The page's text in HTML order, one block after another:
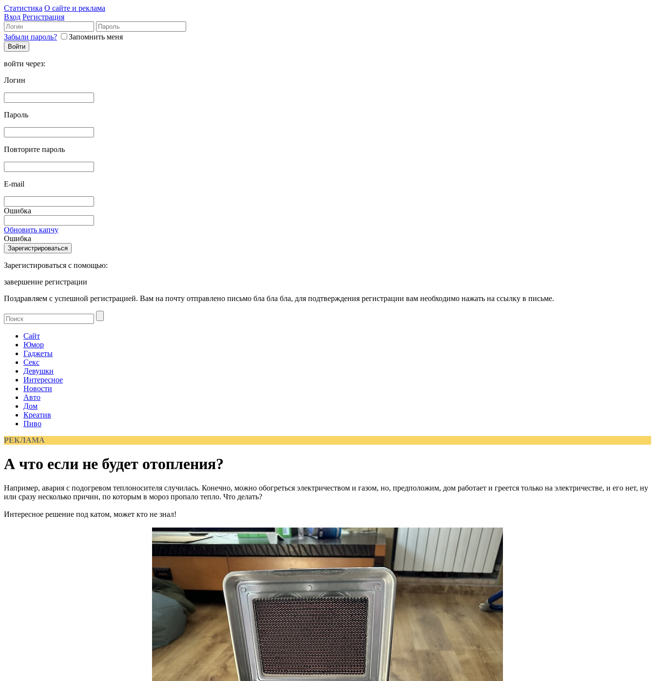
Статистика О сайте и реклама
Вход Регистрация
Забыли пароль? Запомнить меня
войти через:
Логин
Пароль
Повторите пароль
E-mail
Ошибка
Обновить капчу
Ошибка
Зарегистироваться с помощью:
завершение регистрации
Поздравляем с успешной регистрацией. Вам на почту отправлено письмо бла бла бла, для подтверждения регистрации вам необходимо нажать на ссылку в письме.
Сайт
Юмор
Гаджеты
Секс
Девушки
Интересное
Новости
Авто
Дом
Креатив
Пиво
РЕКЛАМА
А что если не будет отопления?
Например, авария с подогревом теплоносителя случилась. Конечно, можно обогреться электричеством и газом, но, предположим, дом работает и греется только на электричестве, и его нет, ну
или сразу несколько причин, по которым в мороз пропало тепло. Что делать?
Интересное решение под катом, может кто не знал!